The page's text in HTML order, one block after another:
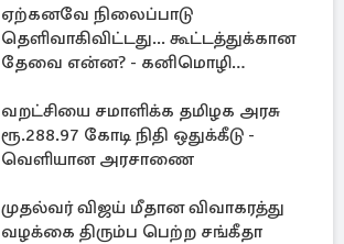
ஏற்கனவே நிலைப்பாடு
தெளிவாகிவிட்டது... கூட்டத்துக்கான
தேவை என்ன? - கனிமொழி
வறட்சியை சமாளிக்க தமிழக அரசு
ரூ.288.97 கோடி நிதி ஒதுக்கீடு -
வெளியான அரசாணை
முதல்வர் விஜய் மீதான விவாகரத்து
வழக்கை திரும்ப பெற்ற சங்கீதா